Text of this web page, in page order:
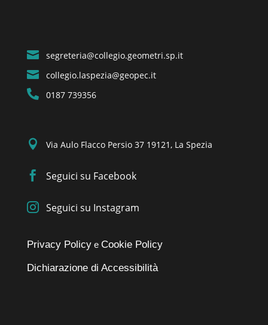
 segreteria@collegio.geometri.sp.it
 collegio.laspezia@geopec.it
 0187 739356
 Via Aulo Flacco Persio 37 19121, La Spezia
 Seguici su Facebook
 Seguici su Instagram
Privacy Policye Cookie Policy
Dichiarazione di Accessibilità